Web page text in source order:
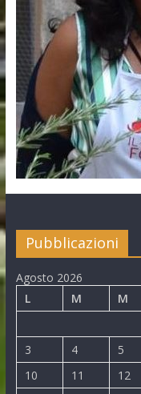
Pubblicazioni
Agosto 2026
L
M M
3
4 5
10
11 12